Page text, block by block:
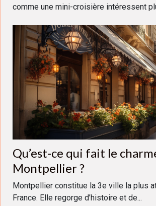
comme une mini-croisière intéressent
Qu’est-ce qui fait le
Montpellier ?
Montpellier constitue la 3e ville la plus
France. Elle regorge d’histoire et de...